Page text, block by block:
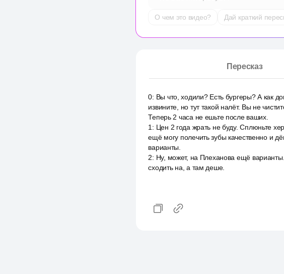
О чем это видео? Дай краткий
Пересказ
0: Вы что, ходили? Есть бургеры? А как
извините, но тут такой налёт. Вы не
Теперь 2 часа не ешьте после ваших.
1 : Цен 2 года жрать не буду. Сплюньте
ещё могу полечить зубы качественно и
варианты.
2: Ну, может, на Плеханова ещё
сходить на, а там деше.